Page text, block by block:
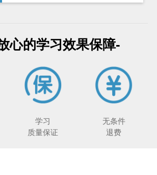
心的学习效果保障-
学习
质量保证
无条件
退费